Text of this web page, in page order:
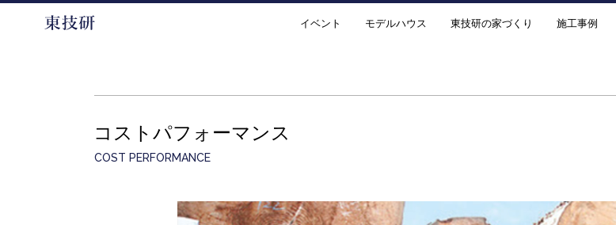
イベント モデルハウス 東技研の家づくり 施工事例
コストパフォーマンス
COST PERFORMANCE